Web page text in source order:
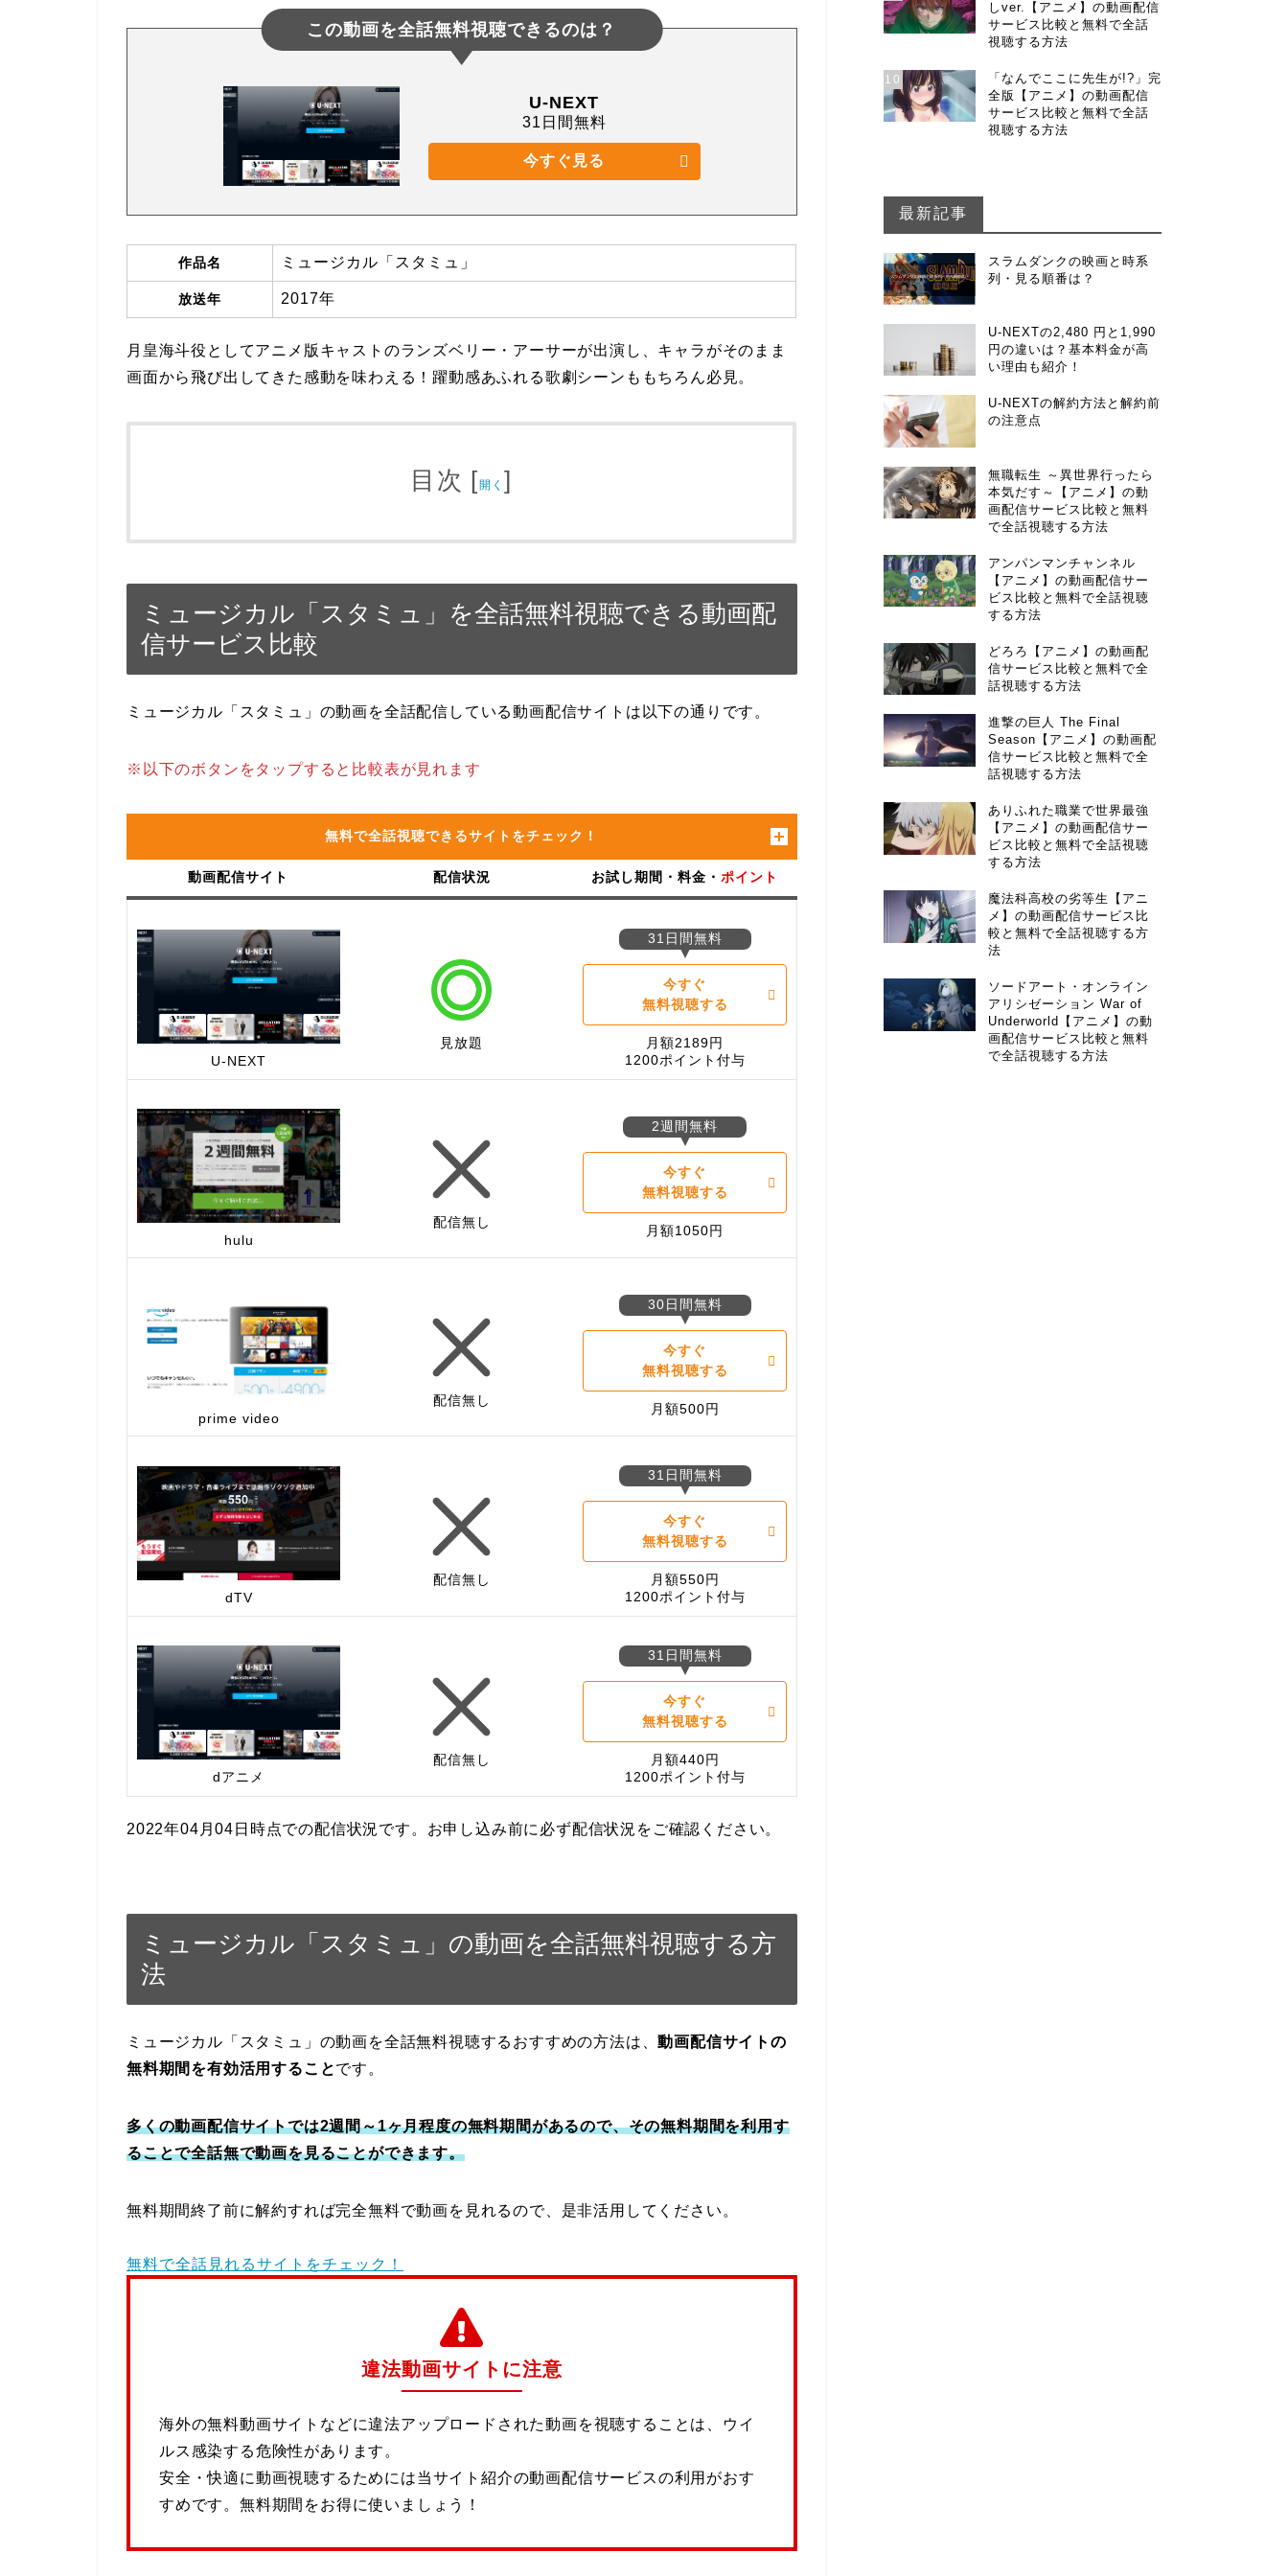
この動画を全話無料視聴できるのは？
U-NEXT
31日間無料
今すぐ見る
作品名 ミュージカル「スタミュ」
放送年 2017年
月皇海斗役としてアニメ版キャストのランズベリー・アーサーが出演し、キャラがそのまま
画面から飛び出してきた感動を味わえる！躍動感あふれる歌劇シーンももちろん必見。
目次 [ 開く ]
ミュージカル「スタミュ」を全話無料視聴できる動画配
信サービス比較
ミュージカル「スタミュ」の動画を全話配信している動画配信サイトは以下の通りです。
※以下のボタンをタップすると比較表が見れます
無料で全話視聴できるサイトをチェック！
動画配信サイト 配信状況 お試し期間・料金・ ポイント
U-NEXT
見放題
31日間無料
今すぐ
無料視聴する
月額2189円
1200ポイント付与
hulu
配信無し
2週間無料
今すぐ
無料視聴する
月額1050円
prime video
配信無し
30日間無料
今すぐ
無料視聴する
月額500円
dTV
配信無し
31日間無料
今すぐ
無料視聴する
月額550円
1200ポイント付与
dアニメ
配信無し
31日間無料
今すぐ
無料視聴する
月額440円
1200ポイント付与
2022年04月04日時点での配信状況です。お申し込み前に必ず配信状況をご確認ください。
ミュージカル「スタミュ」の動画を全話無料視聴する方
法
ミュージカル「スタミュ」の動画を全話無料視聴するおすすめの方法は、動画配信サイトの
無料期間を有効活用することです。
多くの動画配信サイトでは2週間～1ヶ月程度の無料期間があるので、その無料期間を利用す
ることで全話無で動画を見ることができます。
無料期間終了前に解約すれば完全無料で動画を見れるので、是非活用してください。
無料で全話見れるサイトをチェック！
違法動画サイトに注意
海外の無料動画サイトなどに違法アップロードされた動画を視聴することは、ウイ
ルス感染する危険性があります。
安全・快適に動画視聴するためには当サイト紹介の動画配信サービスの利用がおす
すめです。無料期間をお得に使いましょう！
しver.【アニメ】の動画配信
サービス比較と無料で全話
視聴する方法
10
「なんでここに先生が!?」完
全版【アニメ】の動画配信
サービス比較と無料で全話
視聴する方法
最新記事
スラムダンクの映画と時系
列・見る順番は？
U-NEXTの2,480 円と1,990
円の違いは？基本料金が高
い理由も紹介！
U-NEXTの解約方法と解約前
の注意点
無職転生 ～異世界行ったら
本気だす～【アニメ】の動
画配信サービス比較と無料
で全話視聴する方法
アンパンマンチャンネル
【アニメ】の動画配信サー
ビス比較と無料で全話視聴
する方法
どろろ【アニメ】の動画配
信サービス比較と無料で全
話視聴する方法
進撃の巨人 The Final
Season【アニメ】の動画配
信サービス比較と無料で全
話視聴する方法
ありふれた職業で世界最強
【アニメ】の動画配信サー
ビス比較と無料で全話視聴
する方法
魔法科高校の劣等生【アニ
メ】の動画配信サービス比
較と無料で全話視聴する方
法
ソードアート・オンライン
アリシゼーション War of
Underworld【アニメ】の動
画配信サービス比較と無料
で全話視聴する方法